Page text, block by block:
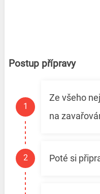
Postup přípravy
Ze všeho
na
Poté si